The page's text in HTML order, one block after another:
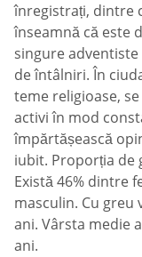
înregistrați, dintre
înseamnă că este
singure
de întâlniri. În
teme religioase,
activi în mod
împărtășească
iubit. Proporția de
Există 46% dintre
masculin. Cu greu
ani. Vârsta medie
ani.